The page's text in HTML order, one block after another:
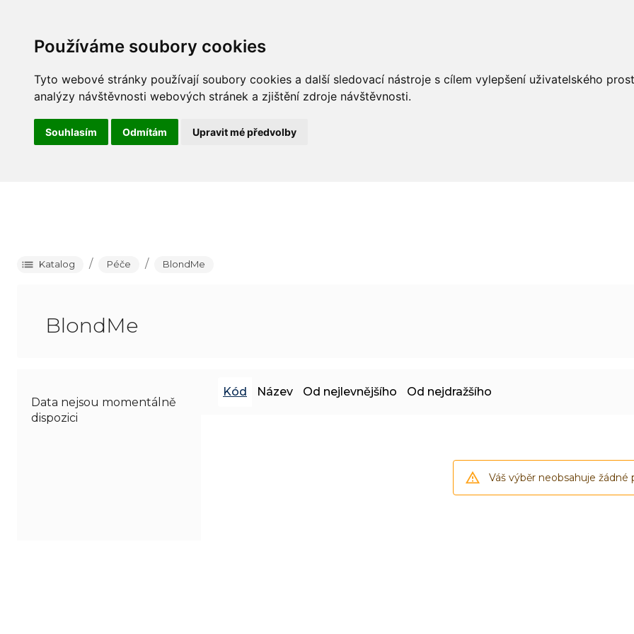
Používáme soubory cookies
Tyto webové stránky používají soubory cookies a další sledovací nástroje s cílem vylepšení uživatelského
analýzy návštěvnosti webových stránek a zjištění zdroje návštěvnosti.
Souhlasím Odmítám Upravit mé předvolby
Katalog / Péče / BlondMe
BlondMe
Data nejsou momentálně
dispozici
Kód Název Od nejlevnějšího Od nejdražšího
Váš výběr neobsahuje žádné